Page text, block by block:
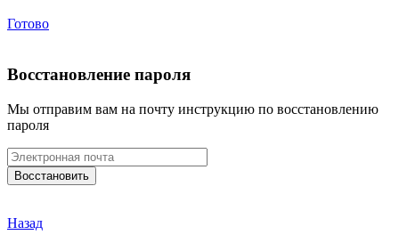
Готово
Восстановление пароля
Мы отправим вам на почту инструкцию по восстановлению
пароля
Назад